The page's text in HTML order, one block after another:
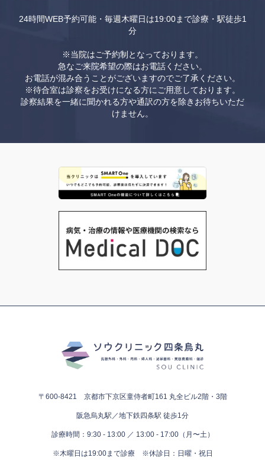
24時間WEB予約可能・毎週木曜日は19:00まで診療・駅徒歩1
分
※当院はご予約制となっております。
急なご来院希望の際はお電話ください。
お電話が混み合うことがございますのでご了承ください。
※待合室は診察をお受けになる方にご用意しております。
診察結果を一緒に聞かれる方や通訳の方を除きお待ちいただ
けません。
〒600-8421 京都市下京区童侍者町161 丸全ビル2階・3階
阪急烏丸駅／地下鉄四条駅 徒歩1分
診療時間：9:30 - 13:00 ／ 13:00 - 17:00（月〜土）
※木曜日は19:00まで診療 ※休診日：日曜・祝日